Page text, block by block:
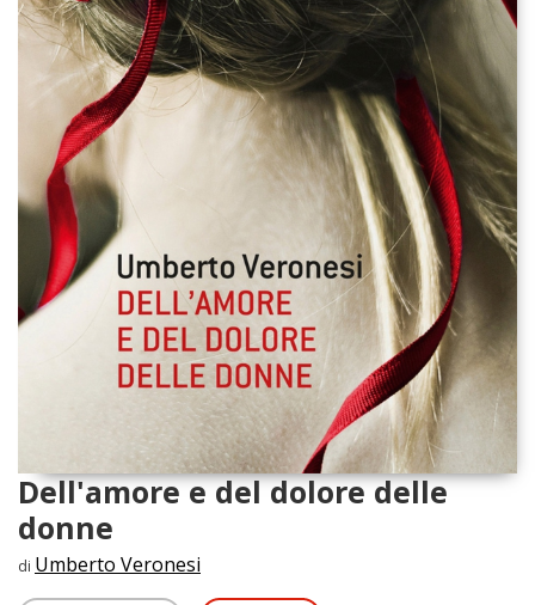
Dell'amore e del dolore delle
donne
di Umberto Veronesi